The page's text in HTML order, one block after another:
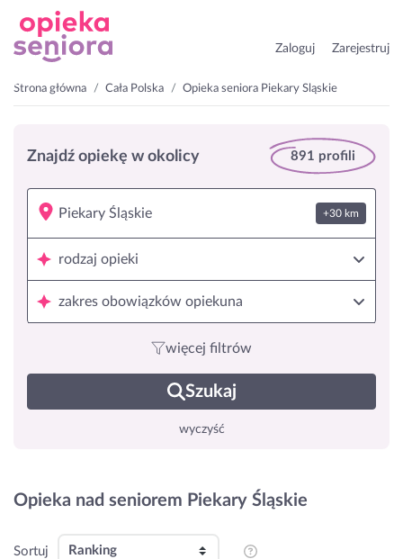
Zaloguj Zarejestruj
Strona główna Cała Polska Opieka seniora Piekary Śląskie
Znajdź opiekę w okolicy 891 profili
+30 km
rodzaj opieki
zakres obowiązków opiekuna
więcej filtrów
Szukaj
wyczyść
Opieka nad seniorem Piekary Śląskie
Sortuj